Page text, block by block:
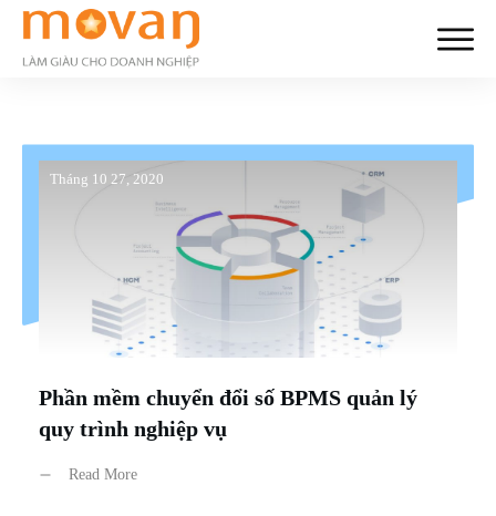
Tháng 10 27, 2020
Phần mềm chuyển đổi số BPMS quản lý
quy trình nghiệp vụ
Read More